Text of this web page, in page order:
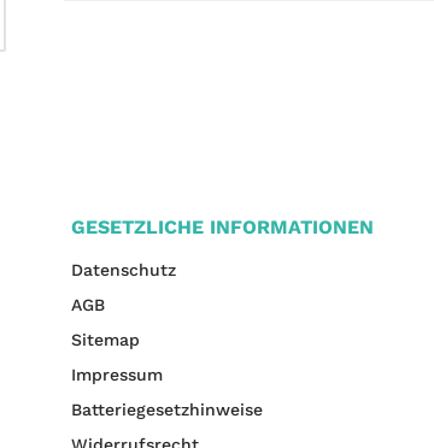
GESETZLICHE INFORMATIONEN
Datenschutz
AGB
Sitemap
Impressum
Batteriegesetzhinweise